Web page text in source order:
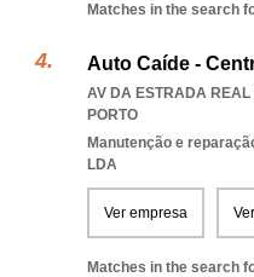
Matches in the search
Auto Caíde -
AV DA ESTRADA
PORTO
Manutenção e
LDA
Ver empresa
Matches in the search